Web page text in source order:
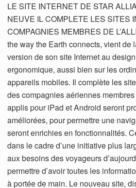
LE SITE INTERNET DE STAR
NEUVE IL COMPLETE LES SITES
COMPAGNIES MEMBRES DE
the way the Earth connects, vient de
version de son site Internet au
ergonomique, aussi bien sur les
appareils mobiles. Il complète les
des compagnies aériennes
applis pour iPad et Android seront
améliorées, pour permettre une
seront enrichies en fonctionnalités.
dans le cadre d’une initiative plus
aux besoins des voyageurs
permettre d’avoir toutes les
à portée de main. Le nouveau site,